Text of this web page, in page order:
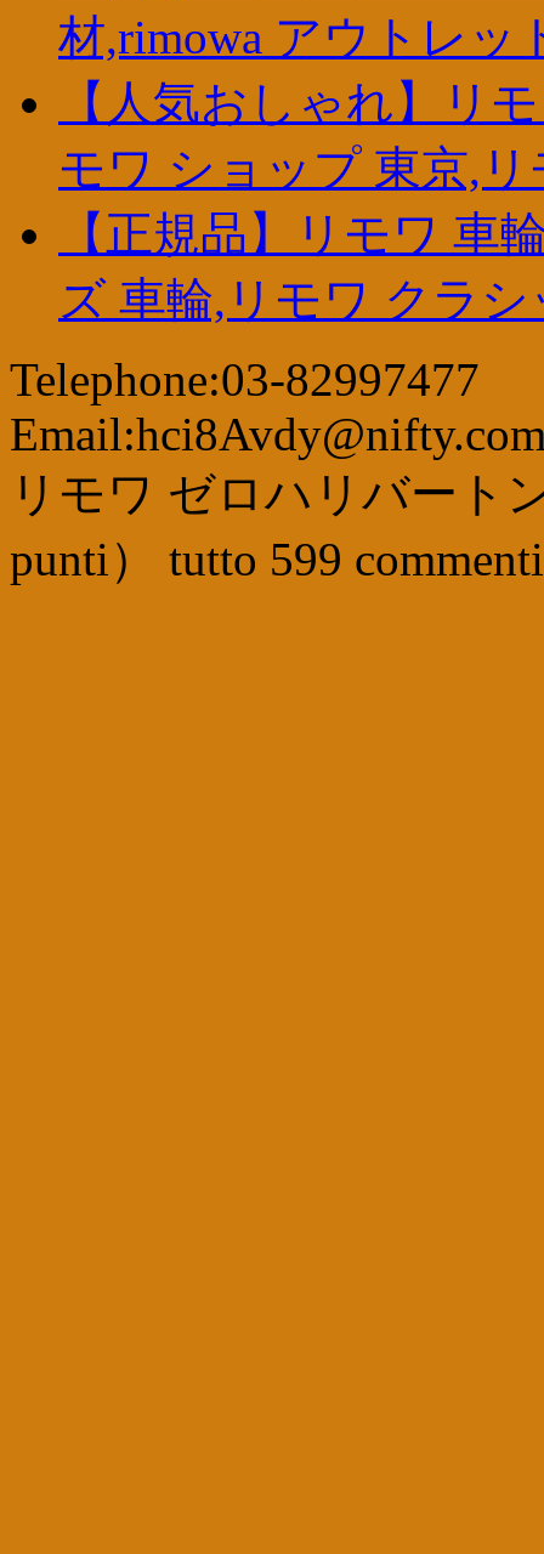
材,rimowa アウトレッ
【人気おしゃれ】リ
モワ ショップ 東京,
【正規品】リモワ 車
ズ 車輪,リモワ クラ
Telephone:03-82997477
リモワ ゼロハリバート
punti ） tutto 599